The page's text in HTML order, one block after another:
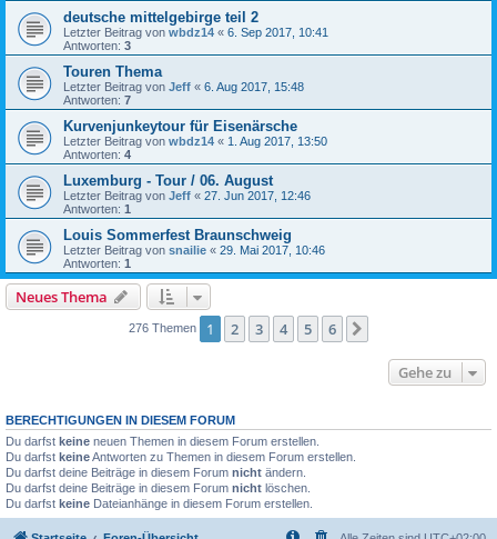
deutsche mittelgebirge teil 2
Letzter Beitrag von wbdz14 « 6. Sep 2017, 10:41
Antworten: 3
Touren Thema
Letzter Beitrag von Jeff « 6. Aug 2017, 15:48
Antworten: 7
Kurvenjunkeytour für Eisenärsche
Letzter Beitrag von wbdz14 « 1. Aug 2017, 13:50
Antworten: 4
Luxemburg - Tour / 06. August
Letzter Beitrag von Jeff « 27. Jun 2017, 12:46
Antworten: 1
Louis Sommerfest Braunschweig
Letzter Beitrag von snailie « 29. Mai 2017, 10:46
Antworten: 1
Neues Thema
276 Themen 1 2 3 4 5 6
Gehe zu
BERECHTIGUNGEN IN DIESEM FORUM
Du darfst keine neuen Themen in diesem Forum erstellen.
Du darfst keineAntworten zu Themen in diesem Forum erstellen.
Du darfst deine Beiträge in diesem Forum nicht ändern.
Du darfst deine Beiträge in diesem Forum nicht löschen.
Du darfst keine Dateianhänge in diesem Forum erstellen.